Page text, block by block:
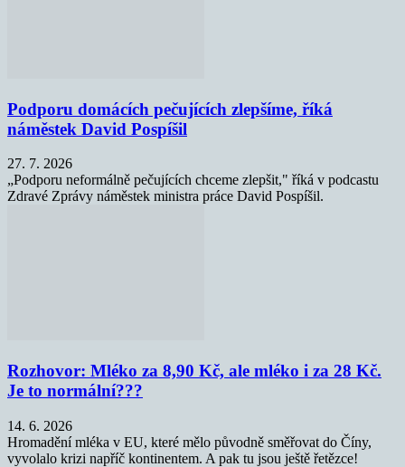
Podporu domácích pečujících zlepšíme, říká
náměstek David Pospíšil
27. 7. 2026
„Podporu neformálně pečujících chceme zlepšit," říká v podcastu
Zdravé Zprávy náměstek ministra práce David Pospíšil.
Rozhovor: Mléko za 8,90 Kč, ale mléko i za 28 Kč.
Je to normální???
14. 6. 2026
Hromadění mléka v EU, které mělo původně směřovat do Číny,
vyvolalo krizi napříč kontinentem. A pak tu jsou ještě řetězce!